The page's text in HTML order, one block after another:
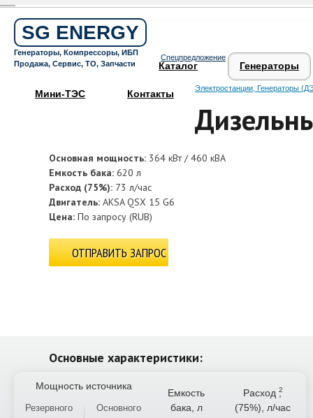
SG ENERGY
Генераторы, Компрессоры, ИБП
Продажа, Сервис, ТО, Запчасти
Спецпредложение
Каталог Генераторы
Мини-ТЭС Контакты Электростанции, Генераторы
Основная мощность: 364 кВт / 460 кВА
Емкость бака: 620 л
Расход (75%): 73 л/час
Двигатель: AKSA QSX 15 G6
Цена: По запросу (RUB)
ОТПРАВИТЬ ЗАПРОС
Основные характеристики:
Мощность источника
Емкость
бака, л
Расход ,
(75%), л/час
Резервного
Основного